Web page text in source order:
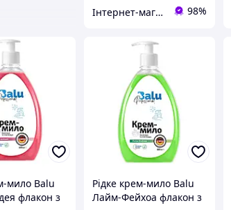
Інтернет-магазин "КosmoSwit" 98%
мило Balu
флакон з
Рідке крем-мило Balu
Лайм-Фейхоа флакон з